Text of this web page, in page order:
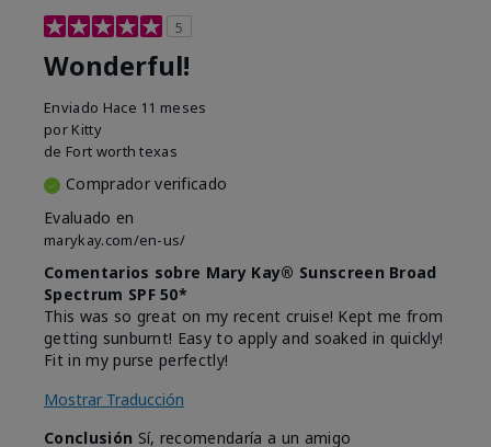
5
Wonderful!
Enviado Hace 11 meses
por Kitty
de Fort worth texas
Comprador verificado
Evaluado en
marykay.com/en-us/
Comentarios sobre Mary Kay® Sunscreen Broad
Spectrum SPF 50*
This was so great on my recent cruise! Kept me from
getting sunburnt! Easy to apply and soaked in quickly!
Fit in my purse perfectly!
Mostrar Traducción
Conclusión Sí, recomendaría a un amigo